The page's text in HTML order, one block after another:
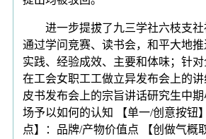
进一步提拔了九三学社六枝支社
通过学问竞赛、读书会，和平大地
实践、经验成效、主要和体味；针
在工会女职工工做立异发布会上的
皮书发布会上的宗旨讲话研究生中
场予以如何的认知 【单一/创意按钮
点】：品牌/产物价值点 【创做气概